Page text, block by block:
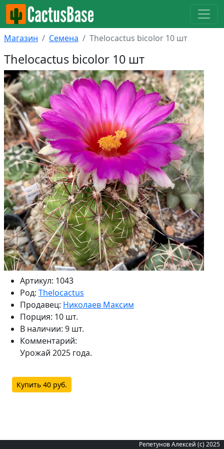
Магазин Семена Thelocactus bicolor 10 шт
Thelocactus bicolor 10 шт
Артикул: 1043
Род: Thelocactus
Продавец: Николаев Максим
Порция: 10 шт.
В наличии: 9 шт.
Комментарий:
Урожай 2025 года.
Купить 40 руб.
Репетунов Алексей (с) 2025